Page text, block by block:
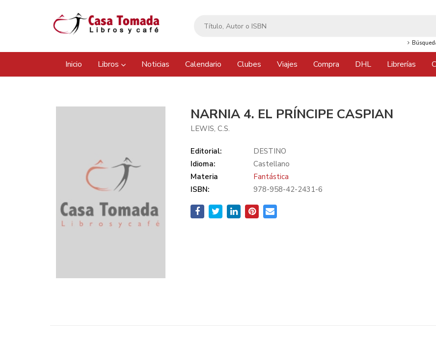
Inicio Libros Noticias Calendario Clubes Viajes Compra DHL Librerías
NARNIA 4. EL PRÍNCIPE CASPIAN
LEWIS, C.S.
Editorial:
DESTINO
Idioma:
Castellano
Materia
Fantástica
ISBN:
978-958-42-2431-6